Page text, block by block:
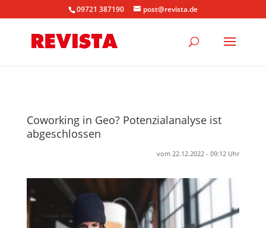
09721 387190 post@revista.de
Coworking in Geo? Potenzialanalyse ist
abgeschlossen
vom 22.12.2022 - 09:12 Uhr